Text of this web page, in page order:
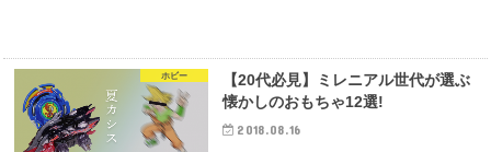
ホビー
【20代必見】ミレニアル世代が選ぶ
懐かしのおもちゃ12選!
2018.08.16